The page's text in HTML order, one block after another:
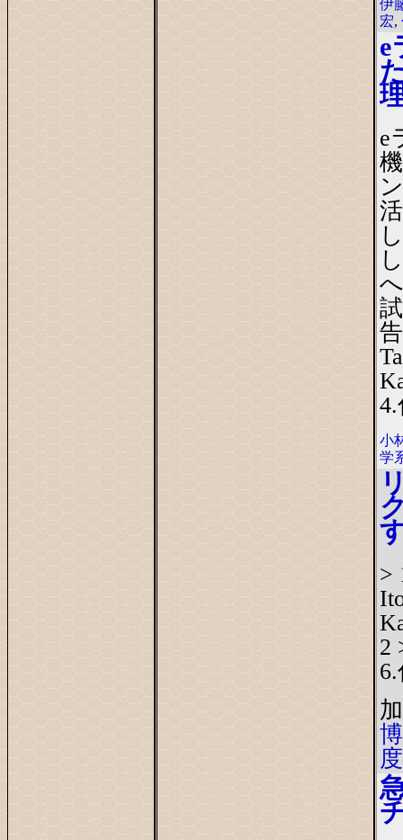
伊
宏,
e
e
4.
小
学
>
2
博